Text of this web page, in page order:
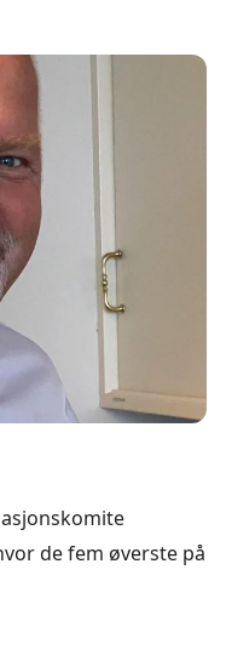
de fem øverste på